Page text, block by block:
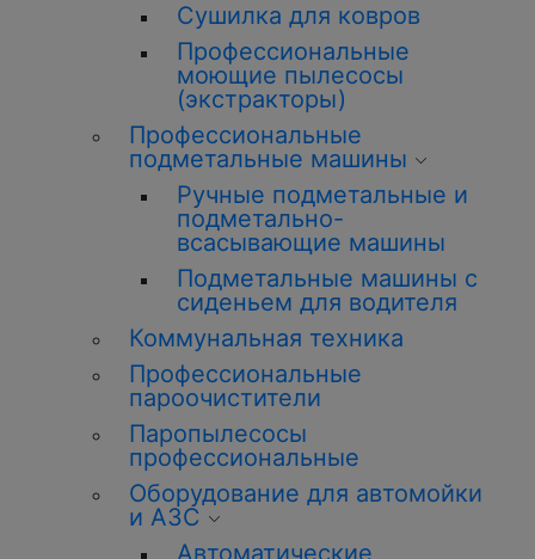
Сушилка для ковров
Профессиональные
моющие пылесосы
(экстракторы)
Профессиональные
подметальные машины
Ручные подметальные и
подметально-
всасывающие машины
Подметальные машины с
сиденьем для водителя
Коммунальная техника
Профессиональные
пароочистители
Паропылесосы
профессиональные
Оборудование для автомойки
и АЗС
Автоматические